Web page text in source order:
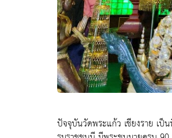
ปัจจุบันวัดพระแก้ว เชียงราย เป็